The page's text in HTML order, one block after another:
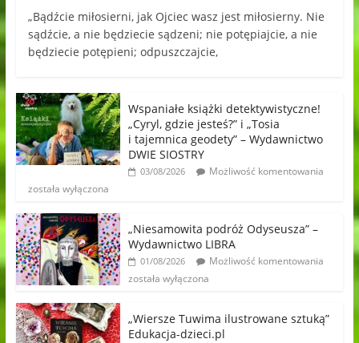
„Bądźcie miłosierni, jak Ojciec wasz jest miłosierny. Nie
sądźcie, a nie będziecie sądzeni; nie potępiajcie, a nie
będziecie potępieni; odpuszczajcie,
Wspaniałe książki detektywistyczne!
„Cyryl, gdzie jesteś?” i „Tosia
i tajemnica geodety” – Wydawnictwo
DWIE SIOSTRY
03/08/2026
Możliwość komentowania
została wyłączona
„Niesamowita podróż Odyseusza” –
Wydawnictwo LIBRA
01/08/2026
Możliwość komentowania
została wyłączona
„Wiersze Tuwima ilustrowane sztuką”
Edukacja-dzieci.pl